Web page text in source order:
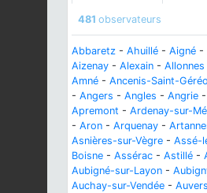
481 observateurs
Abbaretz - Ahuillé - Aigné -
Aizenay - Alexain - Allonnes
Amné - Ancenis-Saint-
- Angers - Angles - Angrie -
Apremont - Ardenay-sur-
- Aron - Arquenay -
Asnières-sur-Vègre - Assé-
Boisne - Assérac - Astillé -
Aubigné-sur-Layon -
Auchay-sur-Vendée -